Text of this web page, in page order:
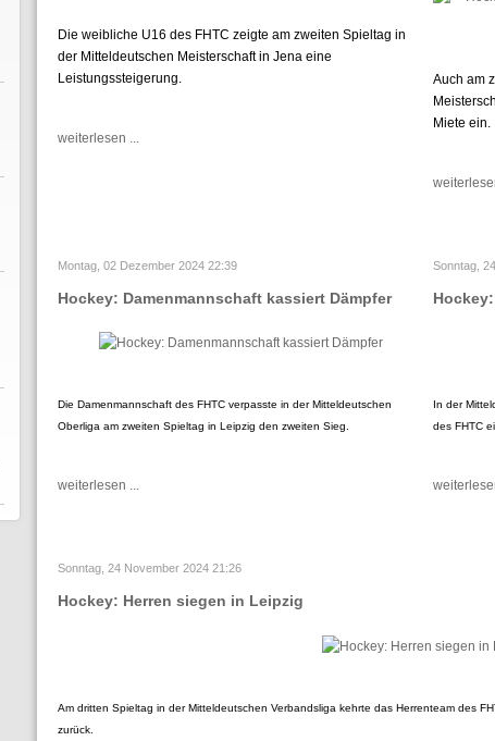
Die weibliche U16 des FHTC zeigte am zweiten Spieltag in
der Mitteldeutschen Meisterschaft in Jena eine
Leistungssteigerung.
weiterlesen ...
Auch am
Miete ein.
Montag, 02 Dezember 2024 22:39
Hockey: Damenmannschaft kassiert Dämpfer
Die Damenmannschaft des FHTC verpasste in der Mitteldeutschen
Oberliga am zweiten Spieltag in Leipzig den zweiten Sieg.
weiterlesen ...
Sonntag,
In der
des FHTC
Sonntag, 24 November 2024 21:26
Hockey: Herren siegen in Leipzig
Am dritten Spieltag in der Mitteldeutschen Verbandsliga kehrte das Herrenteam des
zurück.